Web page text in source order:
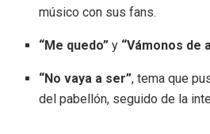
músico con sus fans.
“Me quedo” y “Vámonos de
“No vaya a ser”, tema que
del pabellón, seguido de la